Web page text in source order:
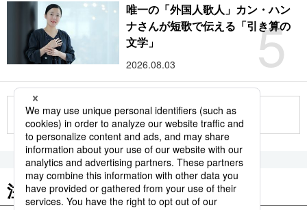
5
唯一の「外国人歌人」カン・ハン
ナさんが短歌で伝える「引き算の
文学」
2026.08.03
もっと見る
注目のキーワード